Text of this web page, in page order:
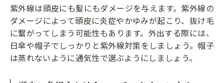
紫外線は頭皮にも髪にもダメージを与えます。紫外線の
ダメージによって頭皮に炎症やかゆみが起こり、抜け毛
に繋がってしまう可能性もあります。外出する際には、
日傘や帽子でしっかりと紫外線対策をしましょう。帽子
は蒸れないように通気性で選ぶようにしましょう。